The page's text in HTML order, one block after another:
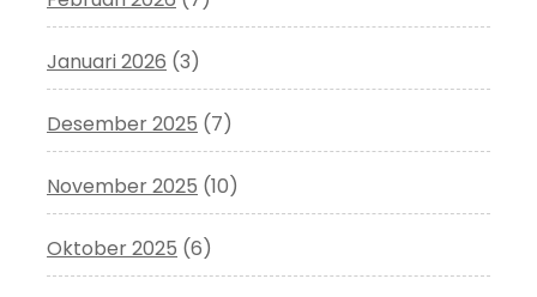
Januari 2026 (3)
Desember 2025 (7)
November 2025 (10)
Oktober 2025 (6)